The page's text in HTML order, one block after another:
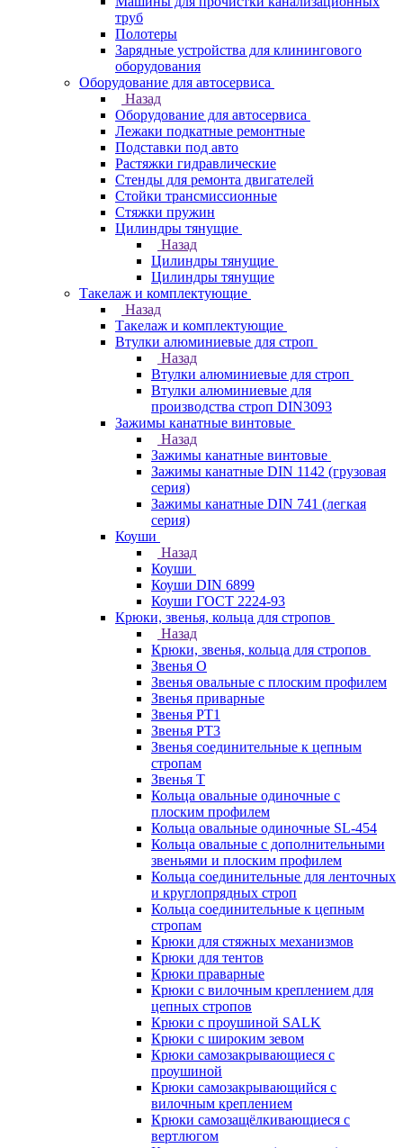
труб
Полотеры
Зарядные устройства для клинингового
оборудования
Оборудование для автосервиса
Назад
Оборудование для автосервиса
Лежаки подкатные ремонтные
Подставки под авто
Растяжки гидравлические
Стенды для ремонта двигателей
Стойки трансмиссионные
Стяжки пружин
Цилиндры тянущие
Назад
Цилиндры тянущие
Цилиндры тянущие
Такелаж и комплектующие
Назад
Такелаж и комплектующие
Втулки алюминиевые для строп
Назад
Втулки алюминиевые для строп
Втулки алюминиевые для
производства строп DIN3093
Зажимы канатные винтовые
Назад
Зажимы канатные винтовые
Зажимы канатные DIN 1142 (грузовая
серия)
Зажимы канатные DIN 741 (легкая
серия)
Коуши
Назад
Коуши
Коуши DIN 6899
Коуши ГОСТ 2224-93
Крюки, звенья, кольца для стропов
Назад
Крюки, звенья, кольца для стропов
Звенья О
Звенья овальные с плоским профилем
Звенья приварные
Звенья РТ1
Звенья РТ3
Звенья соединительные к цепным
стропам
Звенья Т
Кольца овальные одиночные c
плоским профилем
Кольца овальные одиночные SL-454
Кольца овальные с дополнительными
звеньями и плоским профилем
Кольца соединительные для ленточных
и круглопрядных строп
Кольца соединительные к цепным
стропам
Крюки для стяжных механизмов
Крюки для тентов
Крюки праварные
Крюки с вилочным креплением для
цепных стропов
Крюки с проушиной SALK
Крюки с широким зевом
Крюки самозакрывающиеся с
проушиной
Крюки самозакрывающийся с
вилочным креплением
Крюки самозащёлкивающиеся с
вертлюгом